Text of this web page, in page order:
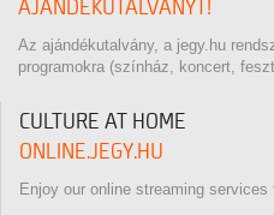
AJÁNDÉKUTALVÁNYT!
Az ajándékutalvány, a jegy.hu
programokra (színház, koncert,
CULTURE AT HOME
ONLINE.JEGY.HU
Enjoy our online streaming